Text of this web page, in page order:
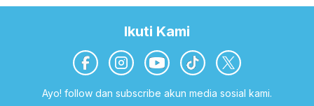
Ikuti Kami
Ayo! follow dan subscribe akun media sosial kami.